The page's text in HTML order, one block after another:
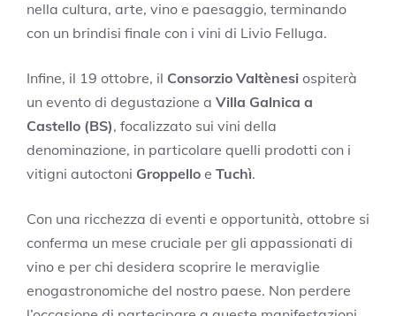
nella cultura, arte, vino e paesaggio, terminando
con un brindisi finale con i vini di Livio Felluga.
Infine, il 19 ottobre, il Consorzio Valtènesi ospiterà
un evento di degustazione a Villa Galnica a
Castello (BS), focalizzato sui vini della
denominazione, in particolare quelli prodotti con i
vitigni autoctoni Groppello e Tuchì.
Con una ricchezza di eventi e opportunità, ottobre si
conferma un mese cruciale per gli appassionati di
vino e per chi desidera scoprire le meraviglie
enogastronomiche del nostro paese. Non perdere